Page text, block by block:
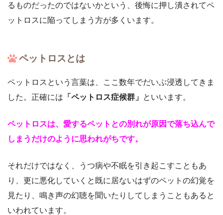
るものだったのではないかという、後悔に押し潰されてペ
ットロスに陥ってしまう方が多くいます。
ペットロスとは
ペットロスという言葉は、ここ数年でだいぶ浸透してきま
した。正確には 「ペットロス症候群」 といいます。
ペットロスは、愛するペットとの別れが原因で落ち込んで
しまうだけのように思われがちです。
それだけではなく、うつ病や不眠を引き起こすこともあ
り、更に悪化していくと既に居ないはずのペットの幻覚を
見たり、鳴き声の幻聴を聞いたりしてしまうこともあると
いわれています。